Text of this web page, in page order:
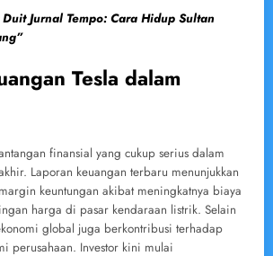
Jurnal Tempo: Cara Hidup Sultan
Tesla dalam
finansial yang cukup serius dalam
Laporan keuangan terbaru menunjukkan
keuntungan akibat meningkatnya biaya
harga di pasar kendaraan listrik. Selain
global juga berkontribusi terhadap
perusahaan. Investor kini mulai